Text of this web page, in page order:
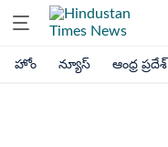
హోం న్యూస్ ఆంధ్ర ప్రదేశ్